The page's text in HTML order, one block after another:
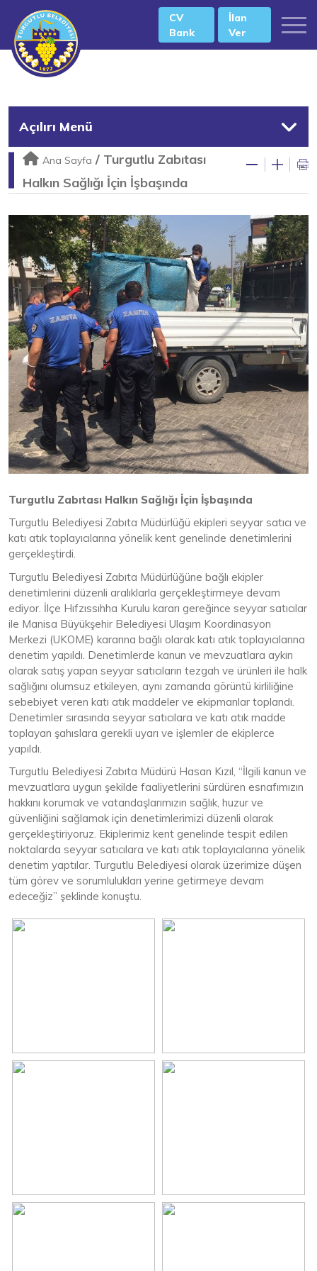
CV
Bank
İlan
Ver
Açılırı Menü
Ana Sayfa / Turgutlu Zabıtası
Halkın Sağlığı İçin İşbaşında
Turgutlu Zabıtası Halkın Sağlığı İçin İşbaşında
Turgutlu Belediyesi Zabıta Müdürlüğü ekipleri seyyar satıcı ve
katı atık toplayıcılarına yönelik kent genelinde denetimlerini
gerçekleştirdi.
Turgutlu Belediyesi Zabıta Müdürlüğüne bağlı ekipler
denetimlerini düzenli aralıklarla gerçekleştirmeye devam
ediyor. İlçe Hıfzıssıhha Kurulu kararı gereğince seyyar satıcılar
ile Manisa Büyükşehir Belediyesi Ulaşım Koordinasyon
Merkezi (UKOME) kararına bağlı olarak katı atık toplayıcılarına
denetim yapıldı. Denetimlerde kanun ve mevzuatlara aykırı
olarak satış yapan seyyar satıcıların tezgah ve ürünleri ile halk
sağlığını olumsuz etkileyen, aynı zamanda görüntü kirliliğine
sebebiyet veren katı atık maddeler ve ekipmanlar toplandı.
Denetimler sırasında seyyar satıcılara ve katı atık madde
toplayan şahıslara gerekli uyarı ve işlemler de ekiplerce
yapıldı.
Turgutlu Belediyesi Zabıta Müdürü Hasan Kızıl, “İlgili kanun ve
mevzuatlara uygun şekilde faaliyetlerini sürdüren esnafımızın
hakkını korumak ve vatandaşlarımızın sağlık, huzur ve
güvenliğini sağlamak için denetimlerimizi düzenli olarak
gerçekleştiriyoruz. Ekiplerimiz kent genelinde tespit edilen
noktalarda seyyar satıcılara ve katı atık toplayıcılarına yönelik
denetim yaptılar. Turgutlu Belediyesi olarak üzerimize düşen
tüm görev ve sorumlulukları yerine getirmeye devam
edeceğiz” şeklinde konuştu.